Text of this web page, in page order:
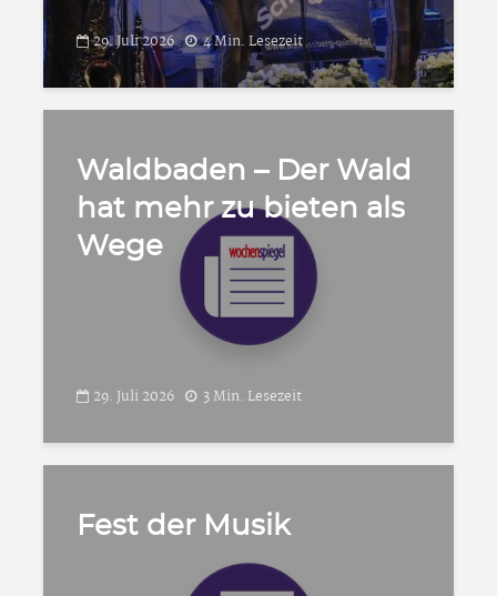
29. Juli 2026 4 Min. Lesezeit
Waldbaden – Der Wald
hat mehr zu bieten als
Wege
29. Juli 2026 3 Min. Lesezeit
Fest der Musik